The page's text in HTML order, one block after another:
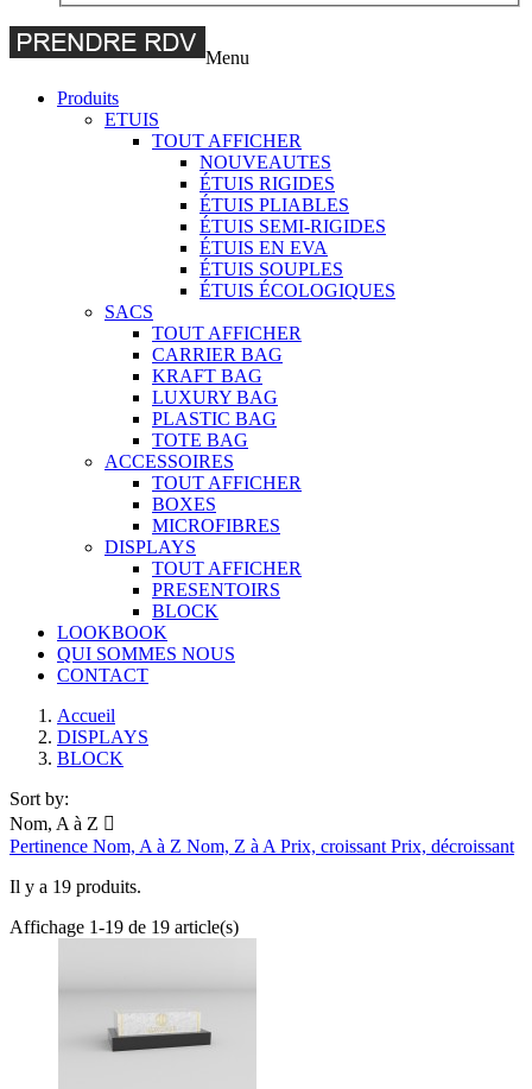
Menu
Produits
ETUIS
TOUT AFFICHER
NOUVEAUTES
ÉTUIS RIGIDES
ÉTUIS PLIABLES
ÉTUIS SEMI-RIGIDES
ÉTUIS EN EVA
ÉTUIS SOUPLES
ÉTUIS ÉCOLOGIQUES
SACS
TOUT AFFICHER
CARRIER BAG
KRAFT BAG
LUXURY BAG
PLASTIC BAG
TOTE BAG
ACCESSOIRES
TOUT AFFICHER
BOXES
MICROFIBRES
DISPLAYS
TOUT AFFICHER
PRESENTOIRS
BLOCK
LOOKBOOK
QUI SOMMES NOUS
CONTACT
Main
wrapper
Accueil
DISPLAYS
BLOCK
Main
section
Products
Sort by:
Nom, A à Z 
Pertinence Nom, A à Z Nom, Z à A Prix, croissant Prix, décroissant
Il y a 19 produits.
Affichage 1-19 de 19 article(s)